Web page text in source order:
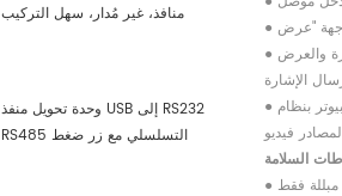
منافذ، غير مُدار، سهل التركيب
وحدة تحويل منفذ USB إلى RS232
RS485 التسلسلي مع زر ضغط
والعرض
● تشوه الشاشة أو ضوضاء العرض. تحقق مما إذا كانت دقة الصورة مضبوطة بشكل صحيح للمصدر. لعرض شاشة الكمبيوتر بنظام Windows. أظهر أنها تنتمي وانقر فوق
السلامة